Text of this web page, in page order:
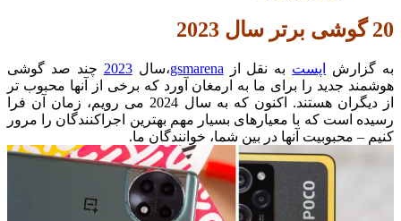
20 گوشی برتر سال 2023
به گزارش اپست به نقل از gsmarena،سال2023 چند صد گوشی
هوشمند جدید را برای ما به ارمغان آورد که برخی از آنها محبوب تر
از دیگران هستند.
اکنون که به سال 2024 می رویم، زمان آن فرا
رسیده است که با معیارهای بسیار مهم بهترین اجراکنندگان را مرور
کنیم – محبوبیت آنها در بین شما، خوانندگان ما.